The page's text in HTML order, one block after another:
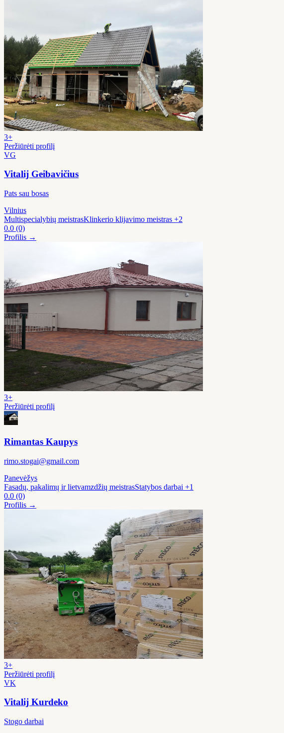
3+
Peržiūrėti profilį
VG
Vitalij Geibavičius
Pats sau bosas
Vilnius
Multispecialybių meistrasKlinkerio klijavimo meistras +2
0.0 (0)
Profilis →
3+
Peržiūrėti profilį
Rimantas Kaupys
rimo.stogai@gmail.com
Panevėžys
Fasadų, pakalimų ir lietvamzdžių meistrasStatybos darbai +1
0.0 (0)
Profilis →
3+
Peržiūrėti profilį
VK
Vitalij Kurdeko
Stogo darbai